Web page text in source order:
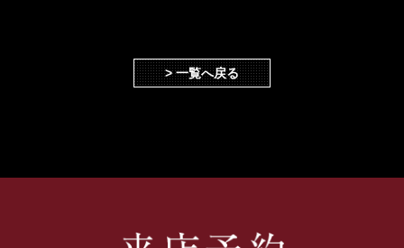
> 一覧へ戻る